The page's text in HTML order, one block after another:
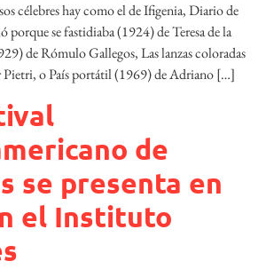
célebres hay como el de Ifigenia, Diario de
porque se fastidiaba (1924) de Teresa de la
de Rómulo Gallegos, Las lanzas coloradas
o País portátil (1969) de Adriano […]
de
se presenta en
el Instituto